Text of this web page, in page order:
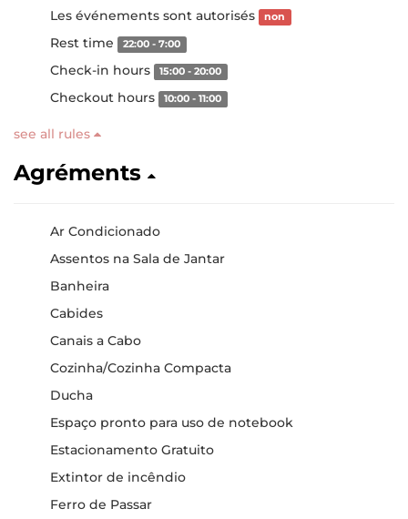
Les événements sont autorisés non
Rest time 22:00 - 7:00
Check-in hours 15:00 - 20:00
Checkout hours 10:00 - 11:00
see all rules
Agréments
Ar Condicionado
Assentos na Sala de Jantar
Banheira
Cabides
Canais a Cabo
Cozinha/Cozinha Compacta
Ducha
Espaço pronto para uso de notebook
Estacionamento Gratuito
Extintor de incêndio
Ferro de Passar